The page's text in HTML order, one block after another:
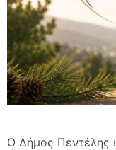
Ο Δήμος Πεντέλης